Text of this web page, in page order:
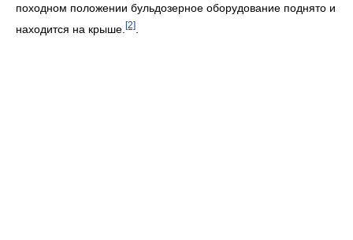
походном положении бульдозерное оборудование поднято и
находится на крыше. [2]